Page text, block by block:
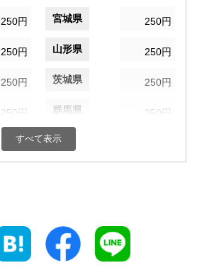
250円 宮城県 250円
250円 山形県 250円
250円 茨城県 250円
250円 群馬県 250円
250円 千葉県
250円 福井県
250円 長野県
すべて表示